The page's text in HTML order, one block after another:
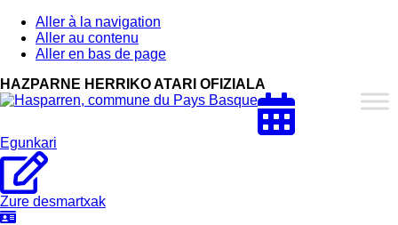
Aller à la navigation
Aller au contenu
Aller en bas de page
HAZPARNE HERRIKO ATARI OFIZIALA
Hasparren,
Basque
Egunkari
Zure desmartxak